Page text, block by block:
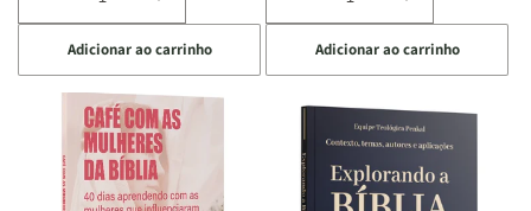
Diminuir
a
quantidade
de
Bíblia
para
Estudo
da
Aumentar
a
quantidade
de
Bíblia
para
o
Estudo
da
Adicionar ao carrinho
Diminuir
a
quantidade
de
Bíblia
o
Estudo
da
Aumentar
a
quantidade
de
Bíblia
para
o
Estudo
Adicionar ao carrinho